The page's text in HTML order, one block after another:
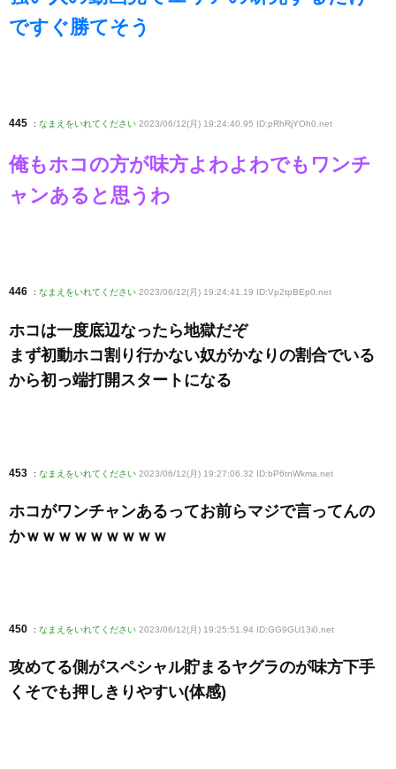
ですぐ勝てそう
445 : なまえをいれてください 2023/06/12(月) 19:24:40.95 ID:pRhRjYOh0.net
俺もホコの方が味方よわよわでもワンチ
ャンあると思うわ
446 : なまえをいれてください 2023/06/12(月) 19:24:41.19 ID:Vp2tpBEp0.net
ホコは一度底辺なったら地獄だぞ
まず初動ホコ割り行かない奴がかなりの割合でいる
から初っ端打開スタートになる
453 : なまえをいれてください 2023/06/12(月) 19:27:06.32 ID:bP6tnWkma .net
ホコがワンチャンあるってお前らマジで言ってんの
かｗｗｗｗｗｗｗｗｗ
450 : なまえをいれてください 2023/06/12(月) 19:25:51.94 ID:GG9GU13i0 .net
攻めてる側がスペシャル貯まるヤグラのが味方下手
くそでも押しきりやすい(体感)